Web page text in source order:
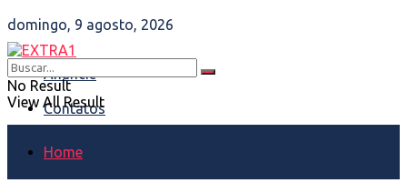
domingo, 9 agosto, 2026
Anuncie
Contatos
No Result
View All Result
Home